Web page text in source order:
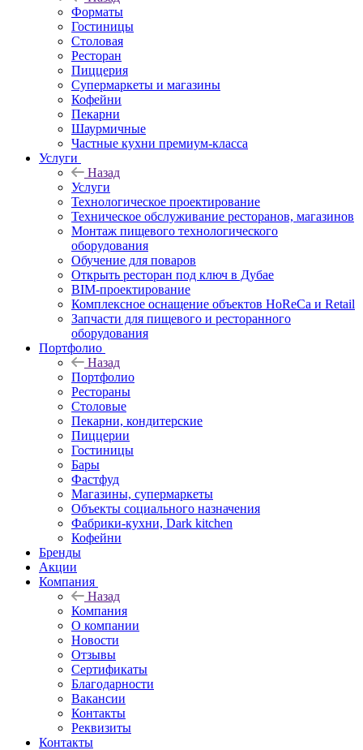
Форматы
Гостиницы
Столовая
Ресторан
Пиццерия
Супермаркеты и магазины
Кофейни
Пекарни
Шаурмичные
Частные кухни премиум-класса
Услуги
Назад
Услуги
Технологическое проектирование
Техническое обслуживание ресторанов, магазинов
Монтаж пищевого технологического
оборудования
Обучение для поваров
Открыть ресторан под ключ в Дубае
BIM-проектирование
Комплексное оснащение объектов HoReCa и Retail
Запчасти для пищевого и ресторанного
оборудования
Портфолио
Назад
Портфолио
Рестораны
Столовые
Пекарни, кондитерские
Пиццерии
Гостиницы
Бары
Фастфуд
Магазины, супермаркеты
Объекты социального назначения
Фабрики-кухни, Dark kitchen
Кофейни
Бренды
Акции
Компания
Назад
Компания
О компании
Новости
Отзывы
Сертификаты
Благодарности
Вакансии
Контакты
Реквизиты
Контакты